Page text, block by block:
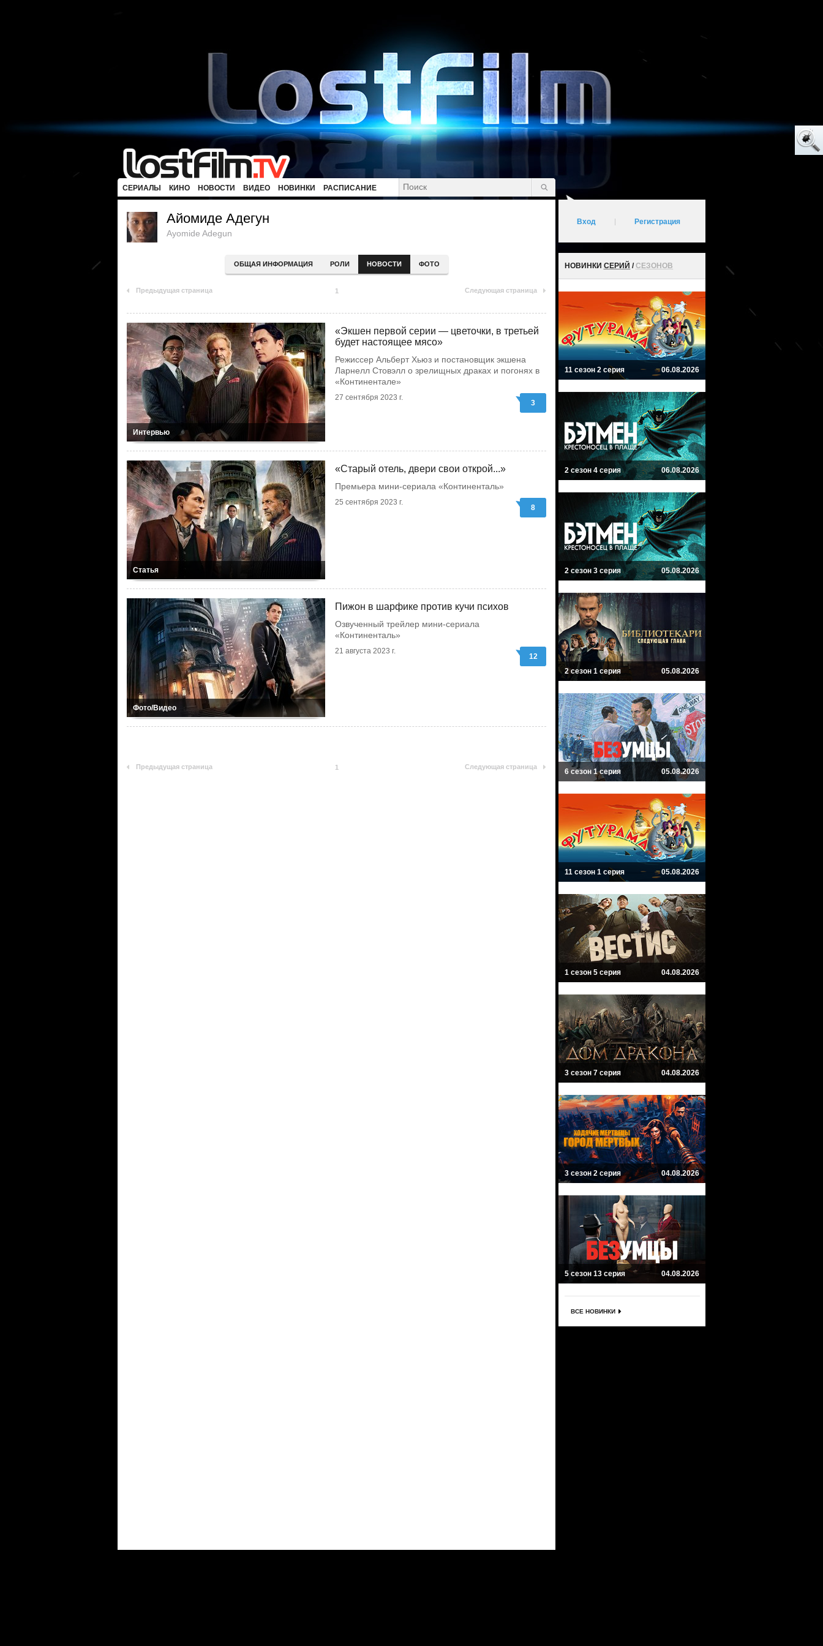
СЕРИАЛЫ КИНО НОВОСТИ ВИДЕО НОВИНКИ РАСПИСАНИЕ
Айомиде Адегун
Ayomide Adegun
ОБЩАЯ ИНФОРМАЦИЯ РОЛИ НОВОСТИ ФОТО
Предыдущая страница 1 Следующая страница
Интервью
«Экшен первой серии — цветочки, в третьей
будет настоящее мясо»
Режиссер Альберт Хьюз и постановщик экшена
Ларнелл Стовэлл о зрелищных драках и погонях в
«Континентале»
27 сентября 2023 г.
3
Статья
«Старый отель, двери свои открой...»
Премьера мини-сериала «Континенталь»
25 сентября 2023 г.
8
Фото/Видео
Пижон в шарфике против кучи психов
Озвученный трейлер мини-сериала
«Континенталь»
21 августа 2023 г.
12
Предыдущая страница 1 Следующая страница
Вход Регистрация
НОВИНКИ СЕРИЙ /СЕЗОНОВ
11 сезон 2 серия 06.08.2026
2 сезон 4 серия 06.08.2026
2 сезон 3 серия 05.08.2026
2 сезон 1 серия 05.08.2026
6 сезон 1 серия 05.08.2026
11 сезон 1 серия 05.08.2026
1 сезон 5 серия 04.08.2026
3 сезон 7 серия 04.08.2026
3 сезон 2 серия 04.08.2026
5 сезон 13 серия 04.08.2026
ВСЕ НОВИНКИ